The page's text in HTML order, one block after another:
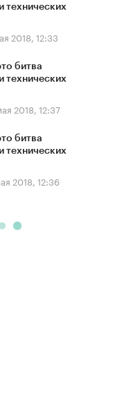
технических
2018, 12:33
битва
технических
2018, 12:37
битва
технических
2018, 12:36